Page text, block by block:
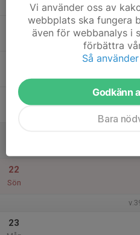
20
22
Sön
23
Vi använder oss av
webbplats ska fungera
även för webbanalys i
förbättra
Så
Godkänn
Bara